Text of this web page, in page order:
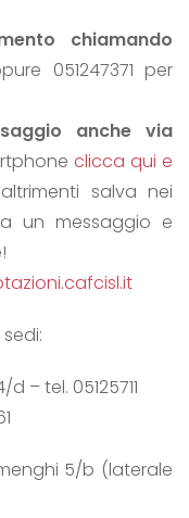
chiamando
051247371 per
anche via
clicca qui e
altrimenti salva nei
un messaggio e
– tel. 05125711
5/b (laterale